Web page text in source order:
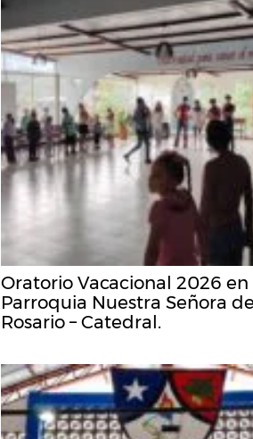
Oratorio Vacacional 2026 en
Parroquia Nuestra Señora
Rosario – Catedral.